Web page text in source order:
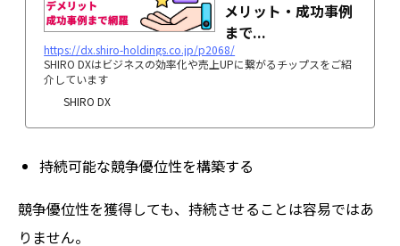
メリット・成功事例
まで...
https://dx.shiro-holdings.co.jp/p2068/
SHIRO DXはビジネスの効率化や売上UPに繋がるチップスをご紹
介しています
SHIRO DX
持続可能な競争優位性を構築する
競争優位性を獲得しても、持続させることは容易ではあ
りません。